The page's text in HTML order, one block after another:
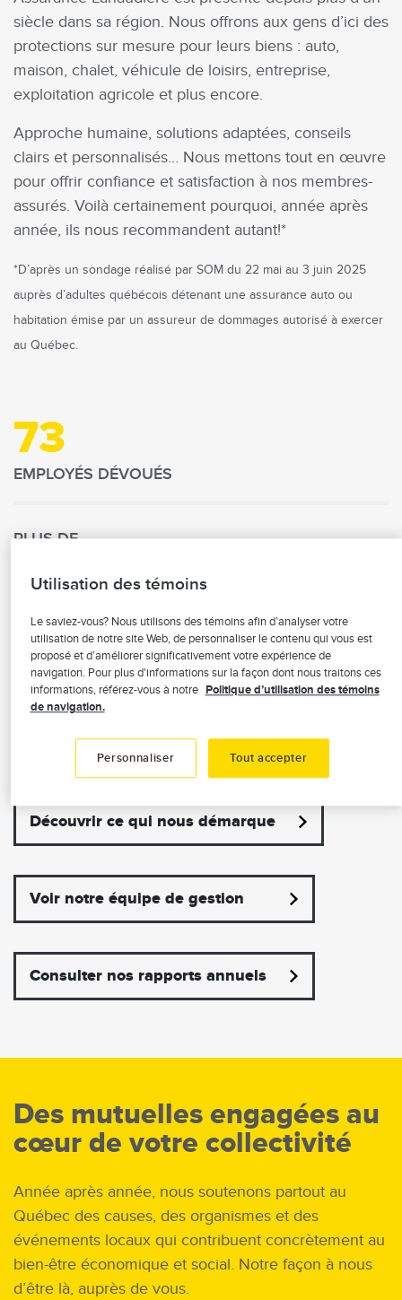
siècle dans sa région. Nous offrons aux gens d’ici des
protections sur mesure pour leurs biens : auto,
maison, chalet, véhicule de loisirs, entreprise,
exploitation agricole et plus encore.
Approche humaine, solutions adaptées, conseils
clairs et personnalisés… Nous mettons tout en œuvre
pour offrir confiance et satisfaction à nos membres-
assurés. Voilà certainement pourquoi, année après
année, ils nous recommandent autant!*
*D’après un sondage réalisé par SOM du 22 mai au 3 juin 2025
auprès d’adultes québécois détenant une assurance auto ou
habitation émise par un assureur de dommages autorisé à exercer
au Québec.
Découvrir ce qui nous démarque
Voir notre équipe de gestion
Consulter nos rapports annuels
73
EMPLOYÉS DÉVOUÉS
PLUS DE
30 600
PLUS DE
144 000
DOLLARS / ANEN DONS ET COMMANDITES
Des mutuelles engagées au
cœur de votre collectivité
Année après année, nous soutenons partout au
Québec des causes, des organismes et des
événements locaux qui contribuent concrètement au
bien-être économique et social. Notre façon à nous
d’être là, auprès de vous.
Utilisation des témoins
Le saviez-vous? Nous utilisons des témoins afin d’analyser votre
utilisation de notre site Web, de personnaliser le contenu qui vous est
proposé et d’améliorer significativement votre expérience de
navigation. Pour plus d'informations sur la façon dont nous traitons ces
informations, référez-vous à notre Politique d’utilisation des témoins
de navigation.
Personnaliser Tout accepter